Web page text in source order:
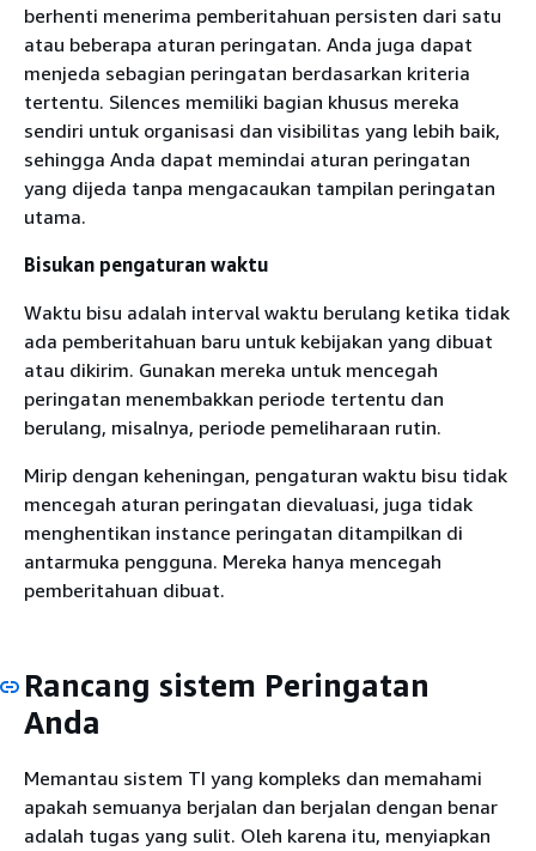
berhenti menerima pemberitahuan persisten dari satu
atau beberapa aturan peringatan. Anda juga dapat
menjeda sebagian peringatan berdasarkan kriteria
tertentu. Silences memiliki bagian khusus mereka
sendiri untuk organisasi dan visibilitas yang lebih baik,
sehingga Anda dapat memindai aturan peringatan
yang dijeda tanpa mengacaukan tampilan peringatan
utama.
Bisukan pengaturan waktu
Waktu bisu adalah interval waktu berulang ketika tidak
ada pemberitahuan baru untuk kebijakan yang dibuat
atau dikirim. Gunakan mereka untuk mencegah
peringatan menembakkan periode tertentu dan
berulang, misalnya, periode pemeliharaan rutin.
Mirip dengan keheningan, pengaturan waktu bisu tidak
mencegah aturan peringatan dievaluasi, juga tidak
menghentikan instance peringatan ditampilkan di
antarmuka pengguna. Mereka hanya mencegah
pemberitahuan dibuat.
Rancang sistem Peringatan
Anda
Memantau sistem TI yang kompleks dan memahami
apakah semuanya berjalan dan berjalan dengan benar
adalah tugas yang sulit. Oleh karena itu, menyiapkan